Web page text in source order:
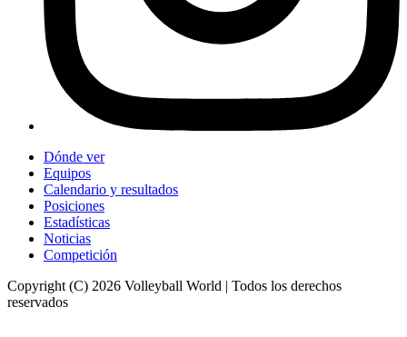
Dónde ver
Equipos
Calendario y resultados
Posiciones
Estadísticas
Noticias
Competición
Copyright (C) 2026 Volleyball World | Todos los derechos
reservados